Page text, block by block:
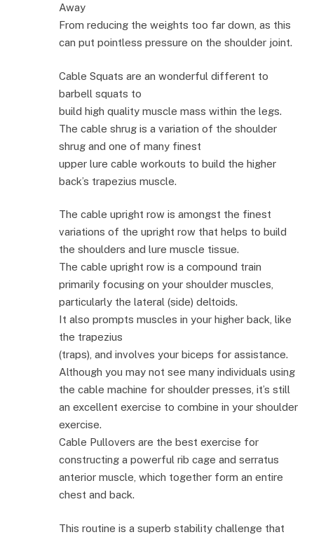
Away
From reducing the weights too far down, as this
can put pointless pressure on the shoulder joint.
Cable Squats are an wonderful different to
barbell squats to
build high quality muscle mass within the legs.
The cable shrug is a variation of the shoulder
shrug and one of many finest
upper lure cable workouts to build the higher
back’s trapezius muscle.
The cable upright row is amongst the finest
variations of the upright row that helps to build
the shoulders and lure muscle tissue.
The cable upright row is a compound train
primarily focusing on your shoulder muscles,
particularly the lateral (side) deltoids.
It also prompts muscles in your higher back, like
the trapezius
(traps), and involves your biceps for assistance.
Although you may not see many individuals using
the cable machine for shoulder presses, it’s still
an excellent exercise to combine in your shoulder
exercise.
Cable Pullovers are the best exercise for
constructing a powerful rib cage and serratus
anterior muscle, which together form an entire
chest and back.
This routine is a superb stability challenge that